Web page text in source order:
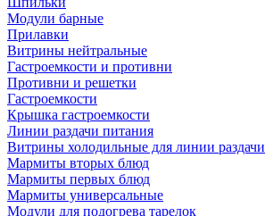
Модули барные
Прилавки
Витрины нейтральные
Гастроемкости и противни
Противни и решетки
Гастроемкости
Крышка гастроемкости
Линии раздачи питания
Витрины холодильные для линии раздачи
Мармиты вторых блюд
Мармиты первых блюд
Мармиты универсальные
Модули для подогрева тарелок